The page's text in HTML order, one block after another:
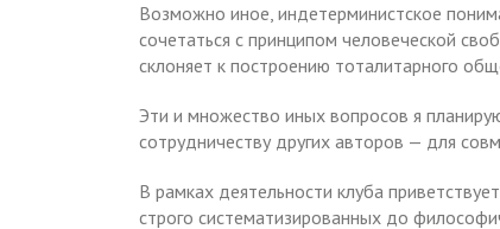
Возможно иное, индетерминистское
сочетаться с принципом человеческой
склоняет к построению тоталитарного
Эти и множество иных вопросов я
сотрудничеству других авторов — для
В рамках деятельности клуба
строго систематизированных до